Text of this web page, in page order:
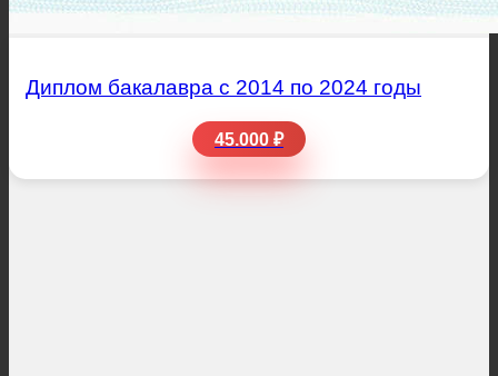
Диплом бакалавра с 2014 по 2024 годы
45.000 ₽